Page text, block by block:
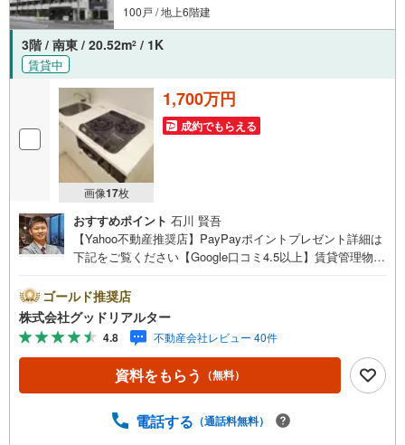
100戸 / 地上6階建
3階 / 南東 / 20.52m2 / 1K
賃貸中
画像17枚
1,700万円
成約でもらえる
おすすめポイント 石川 賢吾
【Yahoo不動産推奨店】PayPayポイントプレゼント詳細は
下記をご覧ください【Google口コミ4.5以上】賃貸管理物件
介です。投資用マンションを購入する際、最大のリスクは
空室リスクです。利回りがいくら高かろうとも、空室が続
いてしまえば、絵に描いた餅になってしまいます。弊社で
ご紹介するマンションは、人気エリアのお薦め物件はもち
ろんのこと、エリアのニーズに合った人気のお部屋等、賃
貸営業経験スタッフの培ってきた知識と経験を基に物件を
ての対策はお任せください。掲載されている物件は、弊社
ゴールド推奨店
株式会社グッドリアルター
4.8 不動産会社レビュー 40件
資料をもらう （無料）
電話する （通話料無料）